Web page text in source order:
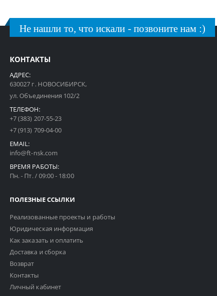
Не нашли то, что искали - позвоните нам :)
КОНТАКТЫ
АДРЕС:
630027 г. НОВОСИБИРСК,
ул. Объединения 102/2
ТЕЛЕФОН:
+7 (383) 207-55-23
+7 (913) 709-04-00
EMAIL:
info@ft-nsk.com
ВРЕМЯ РАБОТЫ:
Пн. - Пт. / 09:00 - 18:00
ПОЛЕЗНЫЕ ССЫЛКИ
Реализованные проекты и работы
Юридическая информация
Как заказать и оплатить
Доставка и сборка
Возврат
Контакты
Личный кабинет